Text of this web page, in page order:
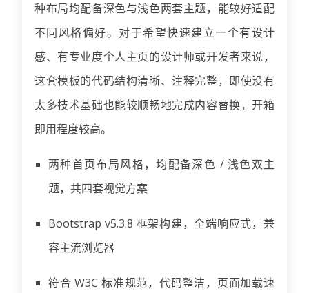
种布局均配备深色与浅色两套主题，能较好适配
不同风格偏好。对于希望快速建立一个有设计
感、有专业度个人主页的设计师或开发者来说，
这套模板的代码结构清晰、注释完整，即使没有
太多技术基础也能较顺畅地完成内容替换，开箱
即用程度较高。
两种首页布局风格，均配备深色 / 浅色双主
题，共四套视觉方案
Bootstrap v5.3.8 框架构建，全端响应式，兼
容主流浏览器
符合 W3C 标准规范，代码整洁，页面加载速